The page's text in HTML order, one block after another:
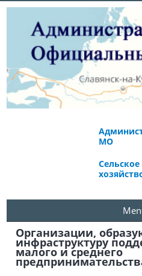
МО
Сельское
Организации,
инфраструктуру
малого и среднего